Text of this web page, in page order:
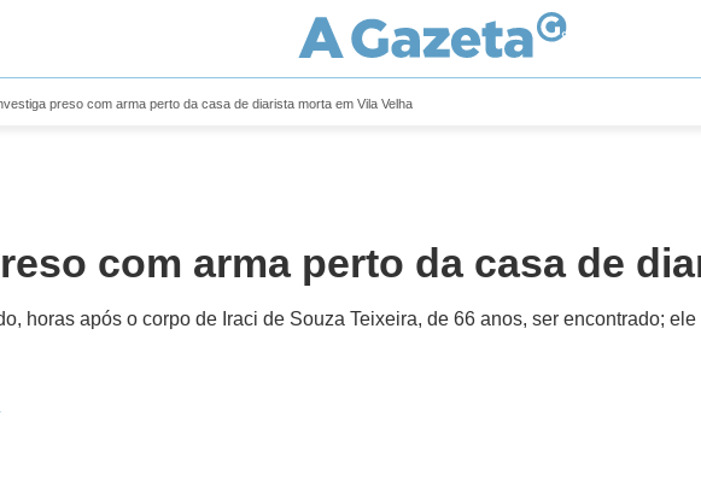
preso com arma perto da casa de diarista morta em Vila Velha
com arma perto da casa de
horas após o corpo de Iraci de Souza Teixeira, de 66 anos, ser encontrado;